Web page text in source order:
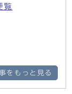
覧
をもっと見る